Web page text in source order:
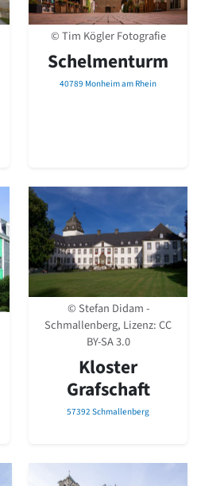
© Tim Kögler Fotografie
Schelmenturm
40789 Monheim am Rhein
© Stefan Didam -
Schmallenberg, Lizenz:CC
BY-SA 3.0
Kloster
Grafschaft
57392 Schmallenberg